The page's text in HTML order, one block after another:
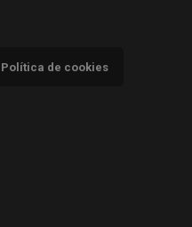
Política de cookies